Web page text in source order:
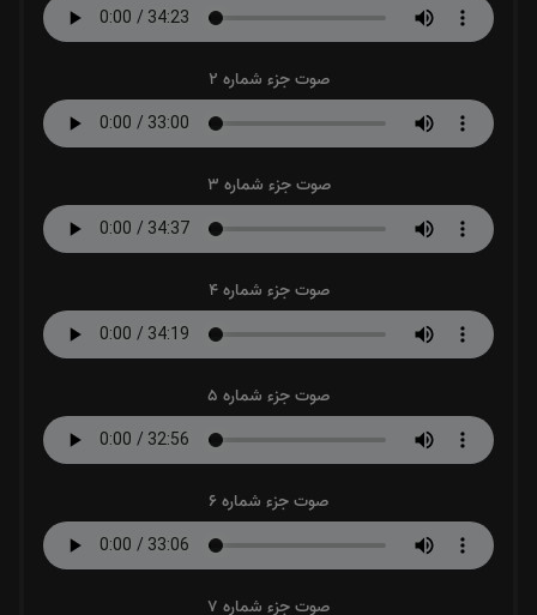
صوت جزء شماره 2
صوت جزء شماره 3
صوت جزء شماره 4
صوت جزء شماره 5
صوت جزء شماره 6
صوت جزء شماره 7